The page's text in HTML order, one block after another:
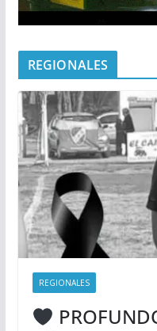
REGIONALES
REGIONALES